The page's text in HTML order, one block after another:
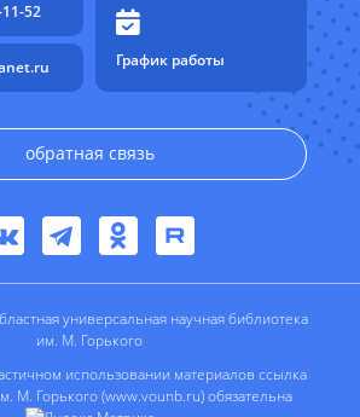
52
График работы
обратная связь
универсальная научная библиотека
им. М. Горького
использовании материалов ссылка
М. Горького (www.vounb.ru) обязательна